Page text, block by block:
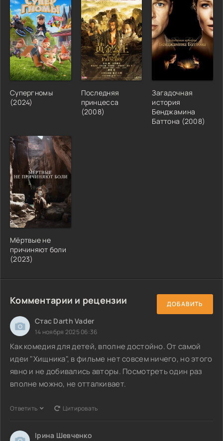
Супергномы
(2024)
Последняя
принцесса
(2008)
Загадочная
история
Бенджамина
Баттона (2008)
Мёртвые не
причиняют боли
(2023)
Комментарии и рецензии ДОБАВИТЬ
Стас Darth Vader
14 ноября 2025 06:36
Как комедия для детей, вполне достойно. От самой
идеи "Хищника", в фильме нет совсем ничего, но этого
явно и не добивались авторы. Посмотреть один раз
вполне можно, не отталкивает.
Ответить Цитировать
Ірина Шевченко